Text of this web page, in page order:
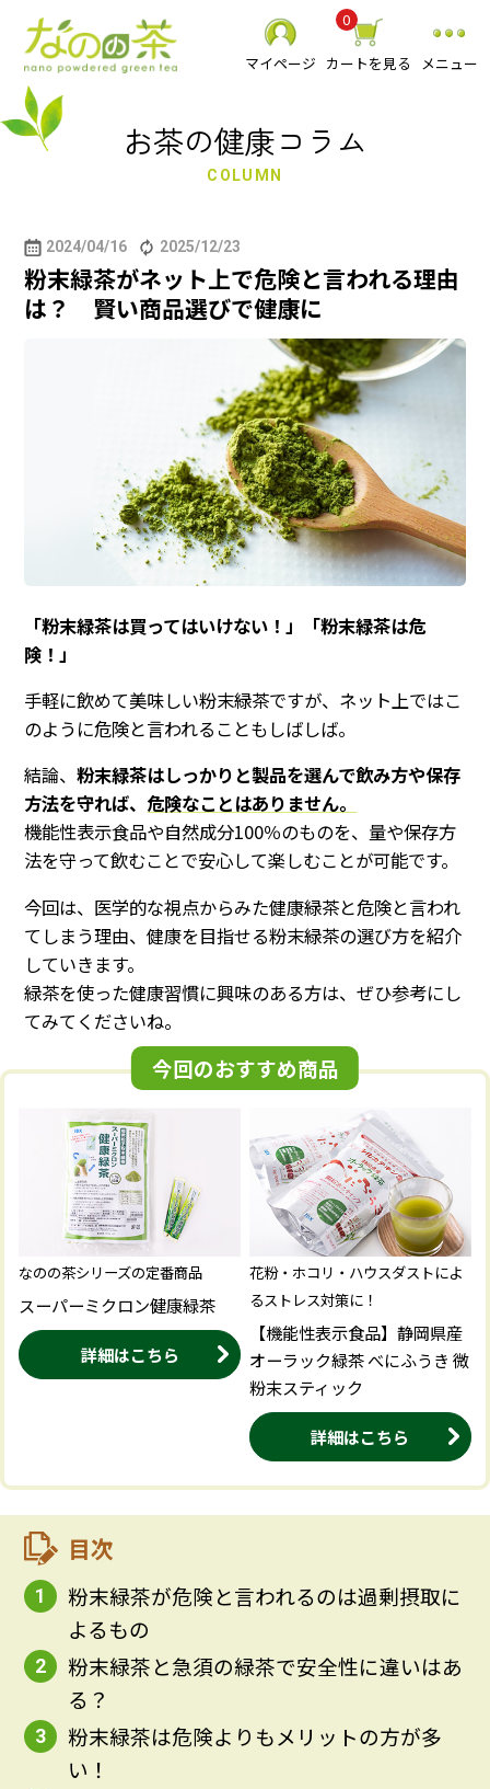
マイページ カートを見る
0
メニュー
お茶の健康コラム
COLUMN
2024/04/16 2025/12/23
粉末緑茶がネット上で危険と言われる理由
は？ 賢い商品選びで健康に
「粉末緑茶は買ってはいけない！」「粉末緑茶は危
険！」
手軽に飲めて美味しい粉末緑茶ですが、ネット上ではこ
のように危険と言われることもしばしば。
結論、粉末緑茶はしっかりと製品を選んで飲み方や保存
方法を守れば、 危険なことはありません。
機能性表示食品や自然成分100％のものを、量や保存方
法を守って飲むことで安心して楽しむことが可能です。
今回は、医学的な視点からみた健康緑茶と危険と言われ
てしまう理由、健康を目指せる粉末緑茶の選び方を紹介
していきます。
緑茶を使った健康習慣に興味のある方は、ぜひ参考にし
てみてくださいね。
今回のおすすめ商品
なのの茶シリーズの定番商品
スーパーミクロン健康緑茶
詳細はこちら
花粉・ホコリ・ハウスダストによ
るストレス対策に！
【機能性表示食品】静岡県産
オーラック緑茶 べにふうき 微
粉末スティック
詳細はこちら
目次
1
粉末緑茶が危険と言われるのは過剰摂取に
よるもの
2
粉末緑茶と急須の緑茶で安全性に違いはあ
る？
3
粉末緑茶は危険よりもメリットの方が多
い！
静岡県産 粉末緑茶
べにふうき粉末緑茶
スーパーミクロン健康緑茶
贈り物
おすすめ商品
人気商品
定期便
商品一覧
なのの茶について
お買い物ガイド
よくある質問
商品比較 早見表 なのの茶の飲み方
お問合せ
TEL: 0120-039604
受付時間 9:00～16:30 （土曜・日曜・祝日定休）